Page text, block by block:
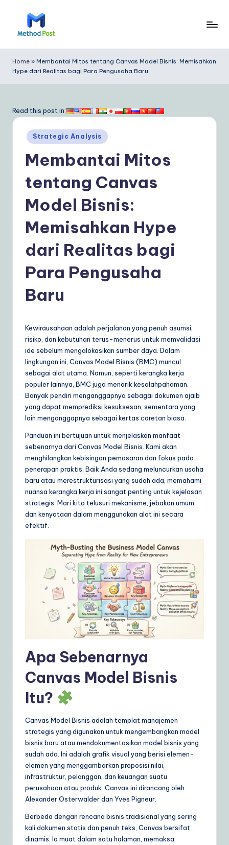
e
t
o
In
si
Y
o
D
ai
ly
G
ui
d
ft
w
S
o
lu
ti
o
Home » Membantai Mitos tentang Canvas Model Bisnis: Memisahkan
Hype dari Realitas bagi Para Pengusaha Baru
Read this post in:
Posted
in
Strategic Analysis
Membantai Mitos
tentang Canvas
Model Bisnis:
Memisahkan Hype
dari Realitas bagi
Para Pengusaha
Baru
Kewirausahaan adalah perjalanan yang penuh asumsi,
risiko, dan kebutuhan terus-menerus untuk memvalidasi
ide sebelum mengalokasikan sumber daya. Dalam
lingkungan ini, Canvas Model Bisnis (BMC) muncul
sebagai alat utama. Namun, seperti kerangka kerja
populer lainnya, BMC juga menarik kesalahpahaman.
Banyak pendiri menganggapnya sebagai dokumen ajaib
yang dapat memprediksi kesuksesan, sementara yang
lain menganggapnya sebagai kertas coretan biasa.
Panduan ini bertujuan untuk menjelaskan manfaat
sebenarnya dari Canvas Model Bisnis. Kami akan
menghilangkan kebisingan pemasaran dan fokus pada
penerapan praktis. Baik Anda sedang meluncurkan usaha
baru atau merestrukturisasi yang sudah ada, memahami
nuansa kerangka kerja ini sangat penting untuk kejelasan
strategis. Mari kita telusuri mekanisme, jebakan umum,
dan kenyataan dalam menggunakan alat ini secara
efektif.
Apa Sebenarnya
Canvas Model Bisnis
Itu?
Canvas Model Bisnis adalah templat manajemen
strategis yang digunakan untuk mengembangkan model
bisnis baru atau mendokumentasikan model bisnis yang
sudah ada. Ini adalah grafik visual yang berisi elemen-
elemen yang menggambarkan proposisi nilai,
infrastruktur, pelanggan, dan keuangan suatu
perusahaan atau produk. Canvas ini dirancang oleh
Alexander Osterwalder dan Yves Pigneur.
Berbeda dengan rencana bisnis tradisional yang sering
kali dokumen statis dan penuh teks, Canvas bersifat
dinamis. Ia muat dalam satu halaman, memaksa